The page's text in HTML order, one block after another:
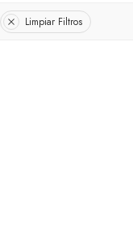
Limpiar Filtros